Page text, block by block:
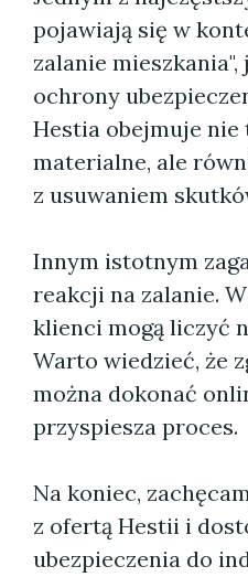
pojawiają się w
zalanie
ochrony
Hestia obejmuje
materialne, ale
z usuwaniem
Innym istotnym
reakcji na zalanie.
klienci mogą liczyć
Warto wiedzieć, że
można dokonać
przyspiesza proces.
Na koniec,
z ofertą Hestii i
ubezpieczenia do